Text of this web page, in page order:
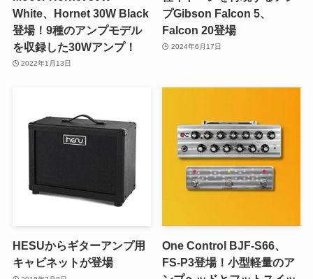
White、Hornet 30W Black
登場！9種のアンプモデル
を収録した30Wアンプ！
2022年1月13日
プGibson Falcon 5、
Falcon 20登場
2024年6月17日
HESUからギターアンプ用
キャビネットが登場
One Control BJF-S66、
FS-P3登場！小型軽量のア